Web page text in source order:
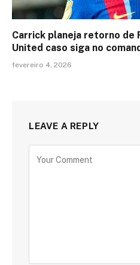
Carrick planeja retorno de
United caso siga no
fevereiro 4, 2026
LEAVE A REPLY